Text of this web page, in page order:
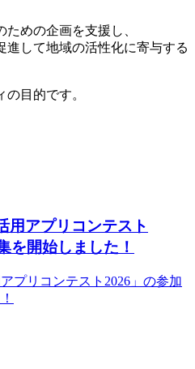
めの企画を支援し、
進して地域の活性化に寄与する
目的です。
用アプリコンテスト
を開始しました！
プリコンテスト2026」の参加